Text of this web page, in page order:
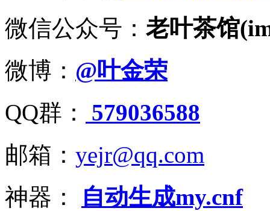
微信公众号： 老叶茶馆
微博： @叶金荣
QQ群：
579036588
邮箱： yejr@qq.com
神器：
自动生成my.cnf